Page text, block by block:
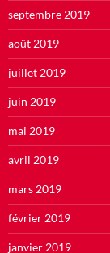
septembre 2019
août 2019
juillet 2019
juin 2019
mai 2019
avril 2019
mars 2019
février 2019
janvier 2019